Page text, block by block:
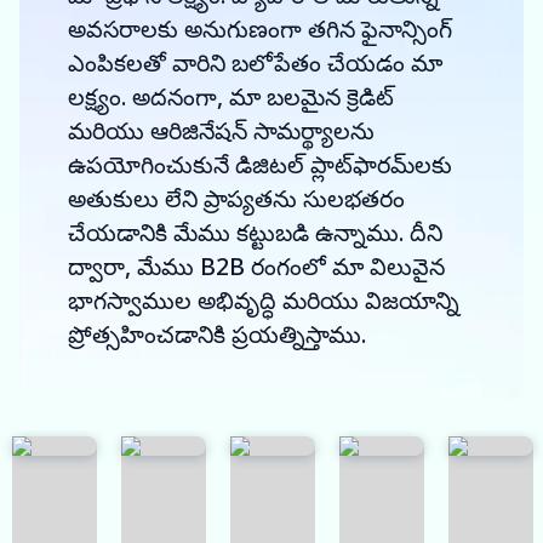
అవసరాలకు అనుగుణంగా తగిన ఫైనాన్సింగ్
ఎంపికలతో వారిని బలోపేతం చేయడం మా
లక్ష్యం. అదనంగా, మా బలమైన క్రెడిట్
మరియు ఆరిజినేషన్ సామర్థ్యాలను
ఉపయోగించుకునే డిజిటల్ ప్లాట్‌ఫారమ్‌లకు
అతుకులు లేని ప్రాప్యతను సులభతరం
చేయడానికి మేము కట్టుబడి ఉన్నాము. దీని
ద్వారా, మేము B2B రంగంలో మా విలువైన
భాగస్వాముల అభివృద్ధి మరియు విజయాన్ని
ప్రోత్సహించడానికి ప్రయత్నిస్తాము.